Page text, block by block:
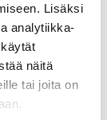
Lisäksi
analytiikka-
näitä
tai joita on
-40
to +100°C
with additional